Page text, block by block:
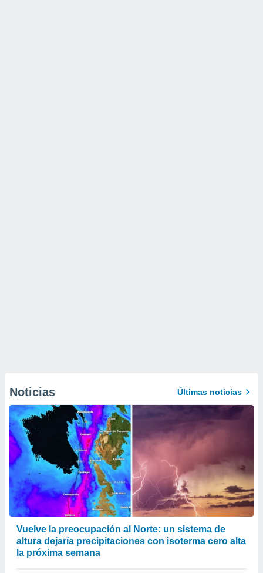
Noticias Últimas noticias
Vuelve la preocupación al Norte: un sistema de
altura dejaría precipitaciones con isoterma cero alta
la próxima semana